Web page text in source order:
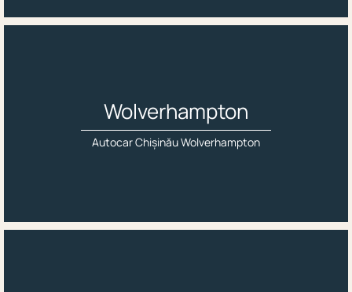
Wolverhampton
Autocar Chișinău Wolverhampton